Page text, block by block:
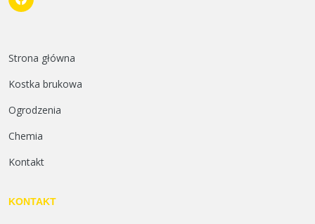
Strona główna
Kostka brukowa
Ogrodzenia
Chemia
Kontakt
KONTAKT